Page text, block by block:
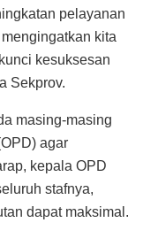
pelayanan
kita
kesuksesan
Sekprov.
masing-masing
agar
kepala OPD
stafnya,
dapat maksimal.